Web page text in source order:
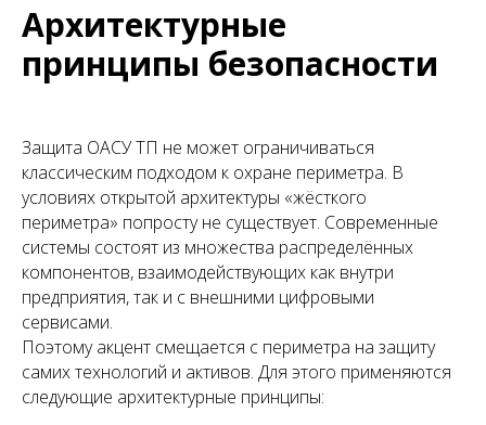
Архитектурные
принципы безопасности
Защита ОАСУ ТП не может ограничиваться
классическим подходом к охране периметра. В
условиях открытой архитектуры «жёсткого
периметра» попросту не существует. Современные
системы состоят из множества распределённых
компонентов, взаимодействующих как внутри
предприятия, так и с внешними цифровыми
сервисами.
Поэтому акцент смещается с периметра на защиту
самих технологий и активов. Для этого применяются
следующие архитектурные принципы: